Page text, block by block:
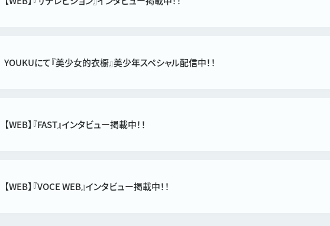
YOUKUにて『美少女的衣橱』美少年スペシャル配信中！！
【WEB】『FAST』インタビュー掲載中！！
【WEB】『VOCE WEB』インタビュー掲載中！！